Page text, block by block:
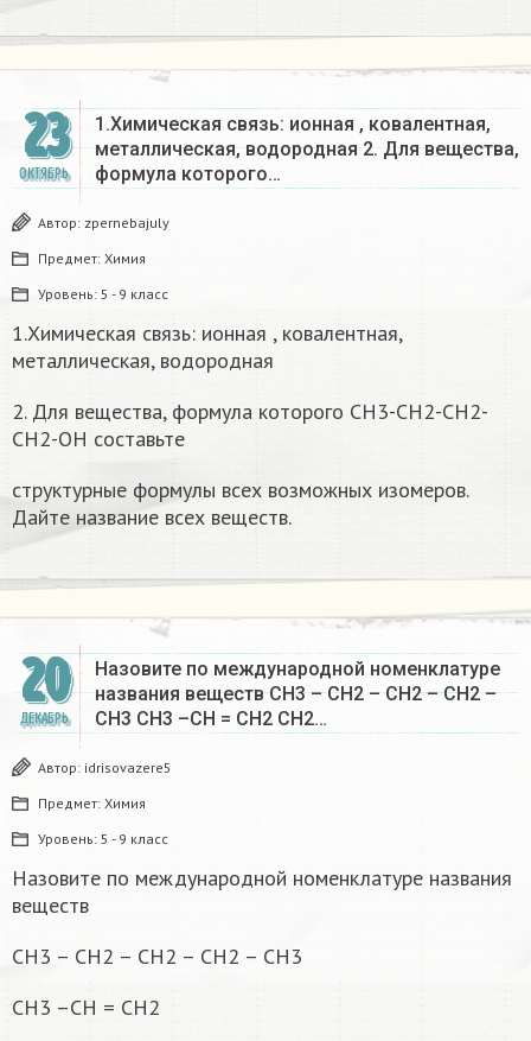
23
ОКТЯБРЬ
1.Химическая связь: ионная , ковалентная,
металлическая, водородная 2. Для вещества,
формула которого…
Автор: zpernebajuly
Предмет: Химия
Уровень: 5 - 9 класс
1.Химическая связь: ионная , ковалентная,
металлическая, водородная
2. Для вещества, формула которого CH3-CH2-CH2-
CH2-OH составьте
структурные формулы всех возможных изомеров.
Дайте название всех веществ.
20
ДЕКАБРЬ
Назовите по международной номенклатуре
названия веществ СН3 – СН2 – СН2 – СН2 –
СН3 СН3 –СН = СН2 СН2…
Автор: idrisovazere5
Предмет: Химия
Уровень: 5 - 9 класс
Назовите по международной номенклатуре названия
веществ
СН3 – СН2 – СН2 – СН2 – СН3
СН3 –СН = СН2